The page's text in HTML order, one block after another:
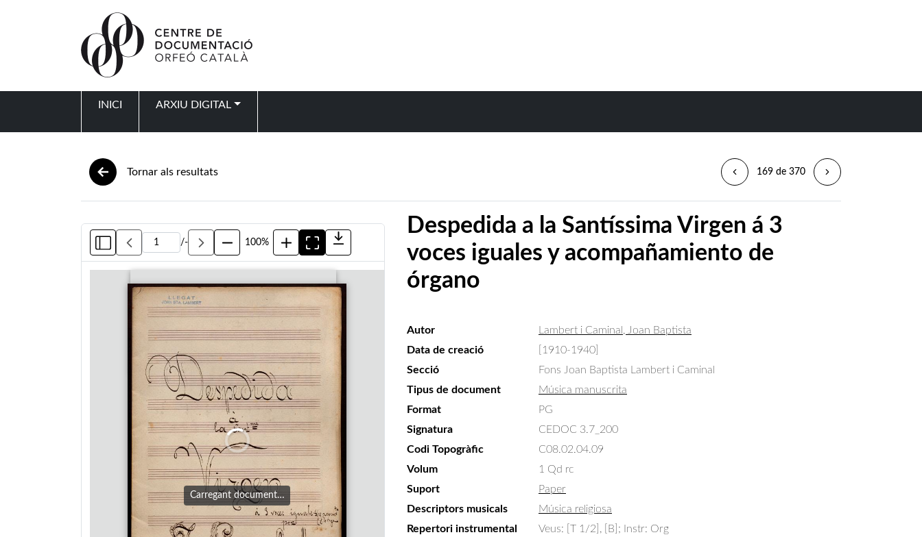
INICI ARXIU DIGITAL
Tornar als resultats 169 de 370
/- 100%
Carregant document…
Despedida a la Santíssima Virgen á 3
voces iguales y acompañamiento de
órgano
Autor
Lambert i Caminal, Joan Baptista
Data de creació
[1910-1940]
Secció
Fons Joan Baptista Lambert i Caminal
Tipus de document
Música manuscrita
Format
PG
Signatura
CEDOC 3.7_200
Codi Topogràfic
C08.02.04.09
Volum
1 Qd rc
Suport
Paper
Descriptors musicals
Música religiosa
Repertori instrumental
Veus: [T 1/2], [B]; Instr: Org